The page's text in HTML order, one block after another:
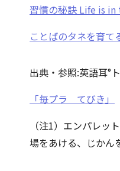
習慣の秘訣 Life is
ことばのタネを育て
出典・参照:英語耳°
「毎プラ てびき」
（注1）エンパレ
場をあける、じかん